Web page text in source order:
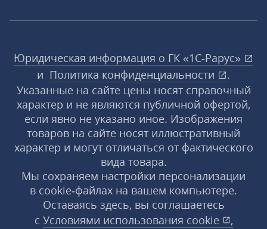
Юридическая информация о ГК «1С‑Рарус»
и Политика конфиденциальности
.
Указанные на сайте цены носят справочный
характер и не являются публичной офертой,
если явно не указано иное. Изображения
товаров на сайте носят иллюстративный
характер и могут отличаться от фактического
вида товара.
Мы сохраняем настройки персонализации
в cookie‑файлах на вашем компьютере.
Оставаясь здесь, вы соглашаетесь
с Условиями использования cookie
,